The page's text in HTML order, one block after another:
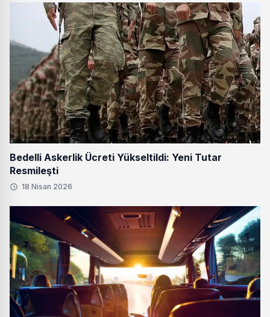
Bedelli Askerlik Ücreti Yükseltildi: Yeni Tutar
Resmileşti
18 Nisan 2026